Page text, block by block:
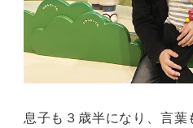
息子も３歳半になり、言